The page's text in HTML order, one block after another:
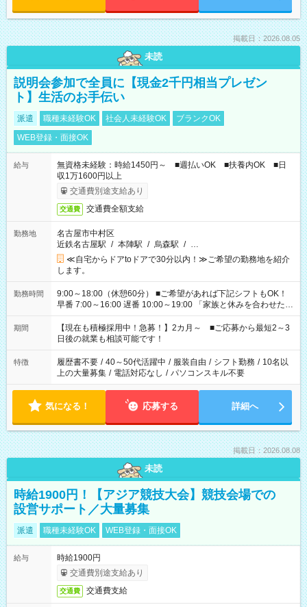
掲載日：2026.08.05
未読
説明会参加で全員に【現金2千円相当プレゼン
ト】生活のお手伝い
派遣 職種未経験OK 社会人未経験OK
ブランクOK
WEB登録・面接OK
給与
無資格未経験：時給1450円～ ■週払いOK ■扶養内OK ■日
収1万1600円以上
交通費別途支給あり
交通費 交通費全額支給
勤務地
名古屋市中村区
近鉄名古屋駅 / 本陣駅 / 烏森駅 / …
≪自宅からドアtoドアで30分以内！≫ご希望の勤務地を紹介
します。
勤務時間
9:00～18:00（休憩60分） ■ご希望があれば下記シフトもOK！
早番 7:00～16:00 遅番 10:00～19:00 「家族と休みを合わせた
い」 「余裕を持って夕飯の準備がしたい」 「できれば残業はし
たくない」 など、ご希望を教えてくださいね。 ※Wワーク希望
の方へ 今ご覧のお仕事で希望する勤務時間と、もう1つのお仕事
の勤務時間。 合計で週40時間を超える場合は応募できません。
期間
【現在も積極採用中！急募！】2カ月～ ■ご応募から最短2～3
日後の就業も相談可能です！
特徴 履歴書不要 / 40～50代活躍中 / 服装自由 / シフト勤務 / 10名以
上の大量募集 / 電話対応なし / パソコンスキル不要
気になる！ 応募する 詳細へ
掲載日：2026.08.08
未読
時給1900円！【アジア競技大会】競技会場での
設営サポート／大量募集
派遣 職種未経験OK WEB登録・面接OK
給与
時給1900円
交通費別途支給あり
交通費 交通費支給